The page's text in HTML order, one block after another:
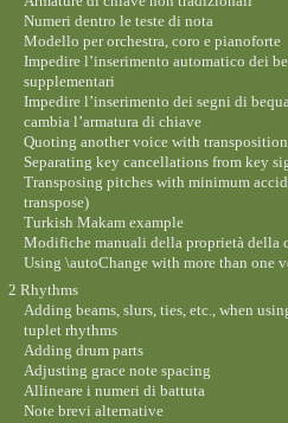
Numeri dentro le teste di nota
Modello per orchestra, coro e pianoforte
Impedire l’inserimento automatico dei
supplementari
Impedire l’inserimento dei segni di
cambia l’armatura di chiave
Quoting another voice with transposition
Separating key cancellations from key
Transposing pitches with minimum
transpose)
Turkish Makam example
Modifiche manuali della proprietà della
Using \autoChange with more than one
2 Rhythms
Adding beams, slurs, ties, etc., when
tuplet rhythms
Adding drum parts
Adjusting grace note spacing
Allineare i numeri di battuta
Note brevi alternative